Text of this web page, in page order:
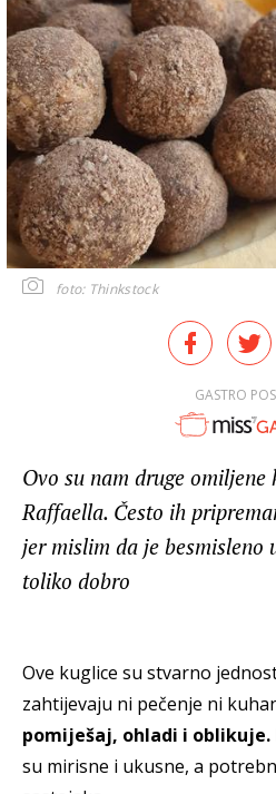
foto: Thinkstock
GASTRO
Ovo su nam druge omiljene
Raffaella. Često ih
jer mislim da je besmisleno
toliko dobro
Ove kuglice su stvarno
zahtijevaju ni pečenje ni
pomiješaj, ohladi i oblikuje.
su mirisne i ukusne, a